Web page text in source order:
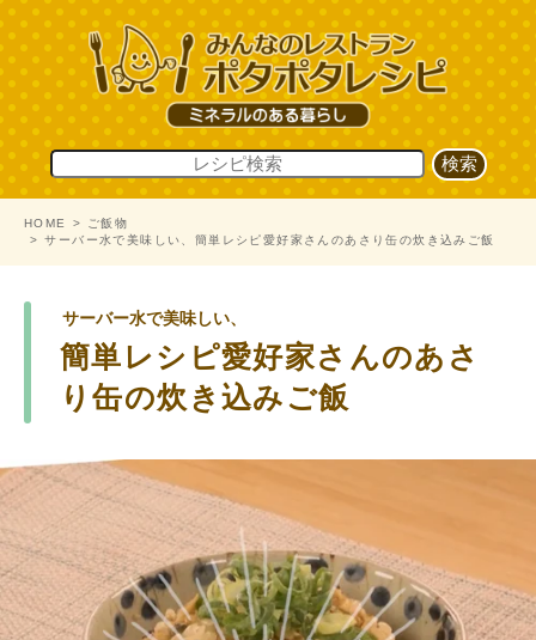
HOME
ご飯物
サーバー水で美味しい、簡単レシピ愛好家さんのあさり缶の炊き込みご飯
サーバー水で美味しい、
簡単レシピ愛好家さんのあさ
り缶の炊き込みご飯